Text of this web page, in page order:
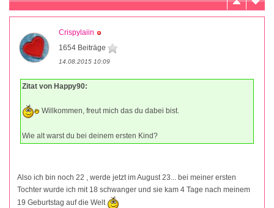
Crispylaiin
1654 Beiträge
14.08.2015 10:09
Zitat von Happy90:
Willkommen, freut mich das du dabei bist.
Wie alt warst du bei deinem ersten Kind?
Also ich bin noch 22 , werde jetzt im August 23... bei meiner ersten
Tochter wurde ich mit 18 schwanger und sie kam 4 Tage nach meinem
19 Geburtstag auf die Welt